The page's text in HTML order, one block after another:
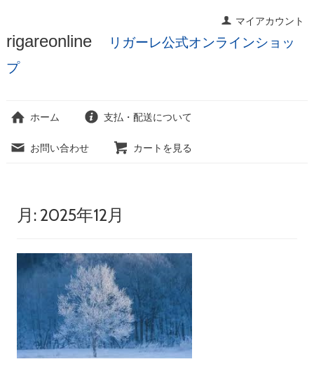
ン
テ
マイアカウント
rigareonline
リガーレ公式オンラインショッ
プ
ホーム 支払・配送について
お問い合わせ カートを見る
月: 2025年12月